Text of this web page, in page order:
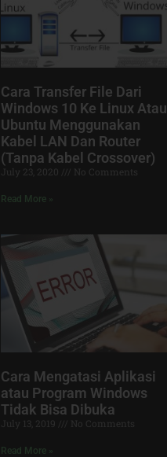
Cara Transfer File Dari
Windows 10 Ke Linux Atau
Ubuntu Menggunakan
Kabel LAN Dan Router
(Tanpa Kabel Crossover)
July 23, 2020 No Comments
Read More »
Cara Mengatasi Aplikasi
atau Program Windows
Tidak Bisa Dibuka
July 13, 2019 No Comments
Read More »